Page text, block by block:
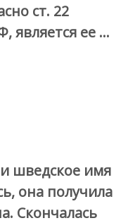
ст. 22
является ее …
шведское имя
она получила
Скончалась